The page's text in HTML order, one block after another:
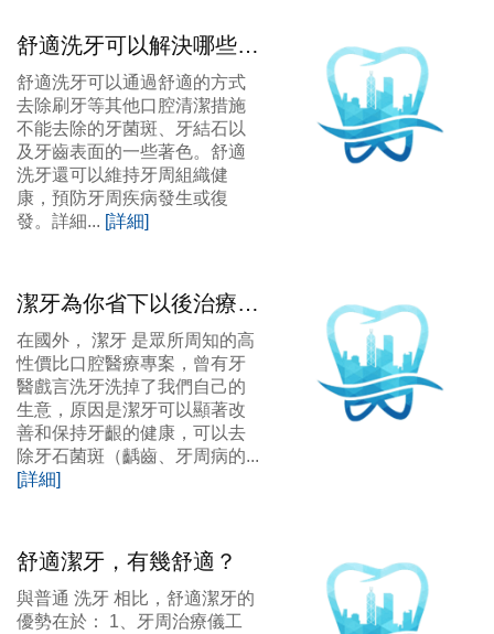
舒適洗牙可以解決哪些問
題？
舒適洗牙可以通過舒適的方式
去除刷牙等其他口腔清潔措施
不能去除的牙菌斑、牙結石以
及牙齒表面的一些著色。舒適
洗牙還可以維持牙周組織健
康，預防牙周疾病發生或復
發。詳細... [詳細]
潔牙為你省下以後治療牙
齒的錢
在國外， 潔牙 是眾所周知的高
性價比口腔醫療專案，曾有牙
醫戲言洗牙洗掉了我們自己的
生意，原因是潔牙可以顯著改
善和保持牙齦的健康，可以去
除牙石菌斑（齲齒、牙周病的...
[詳細]
舒適潔牙，有幾舒適？
與普通 洗牙 相比，舒適潔牙的
優勢在於： 1、牙周治療儀工